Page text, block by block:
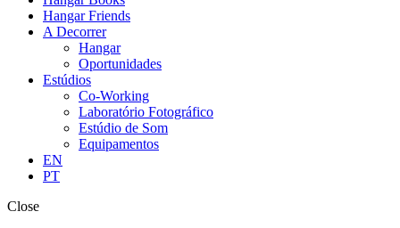
Hangar Friends
A Decorrer
Hangar
Oportunidades
Estúdios
Co-Working
Laboratório Fotográfico
Estúdio de Som
Equipamentos
EN
PT
Close